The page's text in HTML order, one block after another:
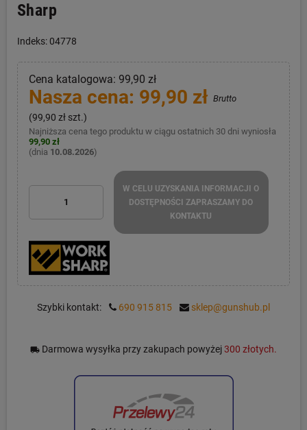
Sharp
Indeks: 04778
Cena katalogowa: 99,90 zł
Nasza cena: 99,90 zł Brutto
(99,90 zł szt.)
Najniższa cena tego produktu w ciągu ostatnich 30 dni wyniosła
99,90 zł
(dnia 10.08.2026)
W CELU UZYSKANIA INFORMACJI O
DOSTĘPNOŚCI ZAPRASZAMY DO
KONTAKTU
Szybki kontakt: 690 915 815 sklep@gunshub.pl
local_shipping Darmowa wysyłka przy zakupach powyżej300 złotych.